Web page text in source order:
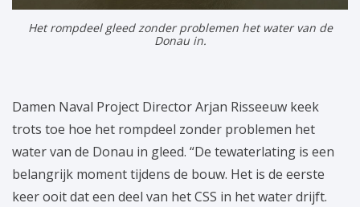
Het rompdeel gleed zonder problemen het water van de
Donau in.
Damen Naval Project Director Arjan Risseeuw keek
trots toe hoe het rompdeel zonder problemen het
water van de Donau in gleed. “De tewaterlating is een
belangrijk moment tijdens de bouw. Het is de eerste
keer ooit dat een deel van het CSS in het water drijft.